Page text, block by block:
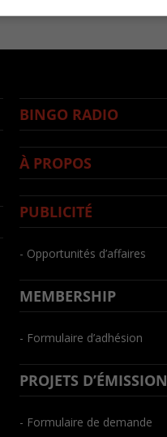
BINGO RADIO
À PROPOS
PUBLICITÉ
- Opportunités d’affaires
MEMBERSHIP
- Formulaire d’adhésion
PROJETS D’ÉMISSION
- Formulaire de demande